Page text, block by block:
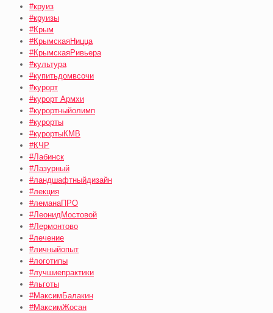
#круиз
#круизы
#Крым
#КрымскаяНицца
#КрымскаяРивьера
#культура
#купитьдомвсочи
#курорт
#курорт Армхи
#курортныйолимп
#курорты
#курортыКМВ
#КЧР
#Лабинск
#Лазурный
#ландшафтныйдизайн
#лекция
#леманаПРО
#ЛеонидМостовой
#Лермонтово
#лечение
#личныйопыт
#логотипы
#лучшиепрактики
#льготы
#МаксимБалакин
#МаксимЖосан